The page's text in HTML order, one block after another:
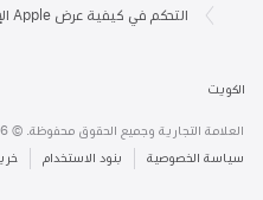
الكويت
العلامة التجارية وجميع الحقوق محفوظة. © 2026 ‏.Apple Inc
سياسة الخصوصية بنود الاستخدام